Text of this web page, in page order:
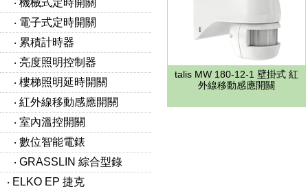
‧ 機械式定時開關
‧ 電子式定時開關
‧ 累積計時器
‧ 亮度照明控制器
‧ 樓梯照明延時開關
‧ 紅外線移動感應開關
‧ 室內溫控開關
‧ 數位智能電錶
‧ GRASSLIN 綜合型錄
‧ ELKO EP 捷克
talis MW 180-12-1 壁掛式 紅
外線移動感應開關